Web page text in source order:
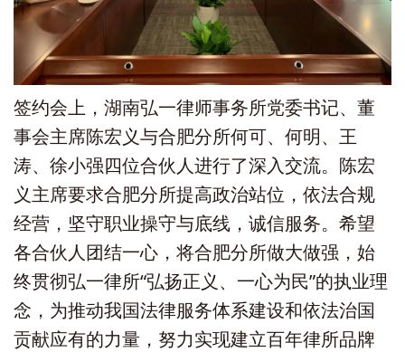
签约会上，湖南弘一律师事务所党委书记、董
事会主席陈宏义与合肥分所何可、何明、王
涛、徐小强四位合伙人进行了深入交流。陈宏
义主席要求合肥分所提高政治站位，依法合规
经营，坚守职业操守与底线，诚信服务。希望
各合伙人团结一心，将合肥分所做大做强，始
终贯彻弘一律所“弘扬正义、一心为民”的执业理
念，为推动我国法律服务体系建设和依法治国
贡献应有的力量，努力实现建立百年律所品牌